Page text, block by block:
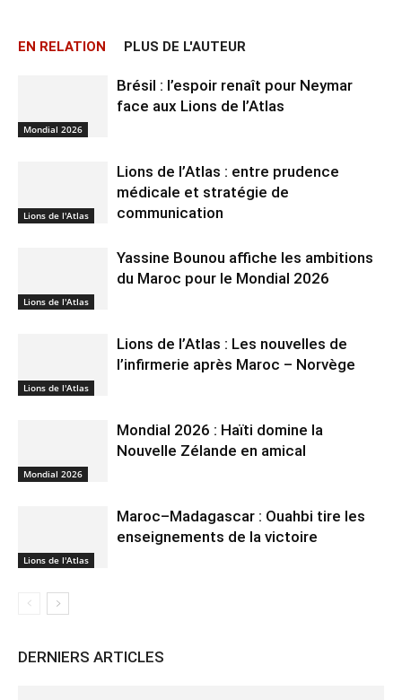
EN RELATION PLUS DE L'AUTEUR
Mondial 2026
Brésil : l’espoir renaît pour Neymar
face aux Lions de l’Atlas
Lions de l'Atlas
Lions de l’Atlas : entre prudence
médicale et stratégie de
communication
Lions de l'Atlas
Yassine Bounou affiche les ambitions
du Maroc pour le Mondial 2026
Lions de l'Atlas
Lions de l’Atlas : Les nouvelles de
l’infirmerie après Maroc – Norvège
Mondial 2026
Mondial 2026 : Haïti domine la
Nouvelle Zélande en amical
Lions de l'Atlas
Maroc–Madagascar : Ouahbi tire les
enseignements de la victoire
DERNIERS ARTICLES